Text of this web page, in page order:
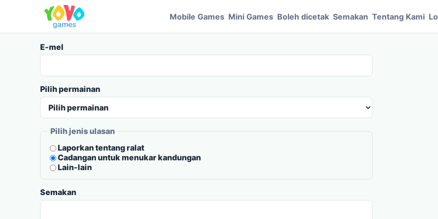
Mobile Games Mini Games Boleh dicetak Semakan Tentang Kami
E-mel
Pilih permainan
Pilih jenis ulasan
Laporkan tentang ralat
Cadangan untuk menukar kandungan
Lain-lain
Semakan